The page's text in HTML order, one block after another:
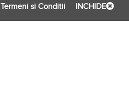
Termeni si Conditii INCHIDE